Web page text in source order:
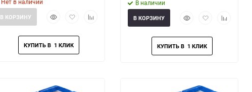
Нет в наличии
БыстрыйДобавить
избранное
Добавить
В КОРЗИНУ
В наличии
БыстрыйДобавить
избранное
Добавить
В КОРЗИНУ